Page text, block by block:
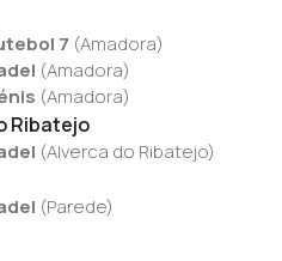
7 (Amadora)
(Amadora)
(Amadora)
Ribatejo
(Alverca do Ribatejo)
(Parede)